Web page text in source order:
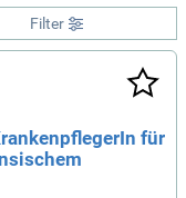
Filter
für